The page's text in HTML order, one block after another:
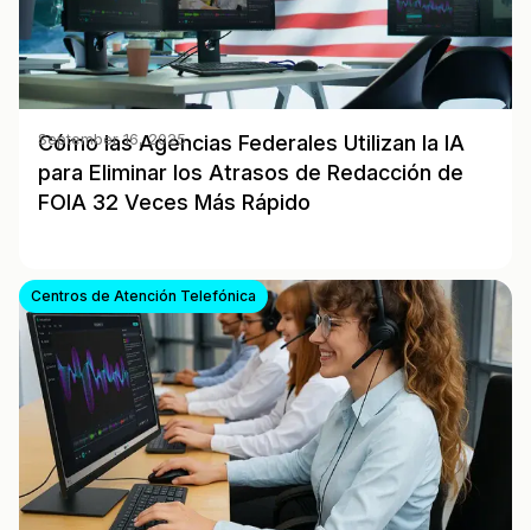
Cómo las Agencias Federales Utilizan la IA
para Eliminar los Atrasos de Redacción de
FOIA 32 Veces Más Rápido
September 16, 2025
Centros de Atención Telefónica